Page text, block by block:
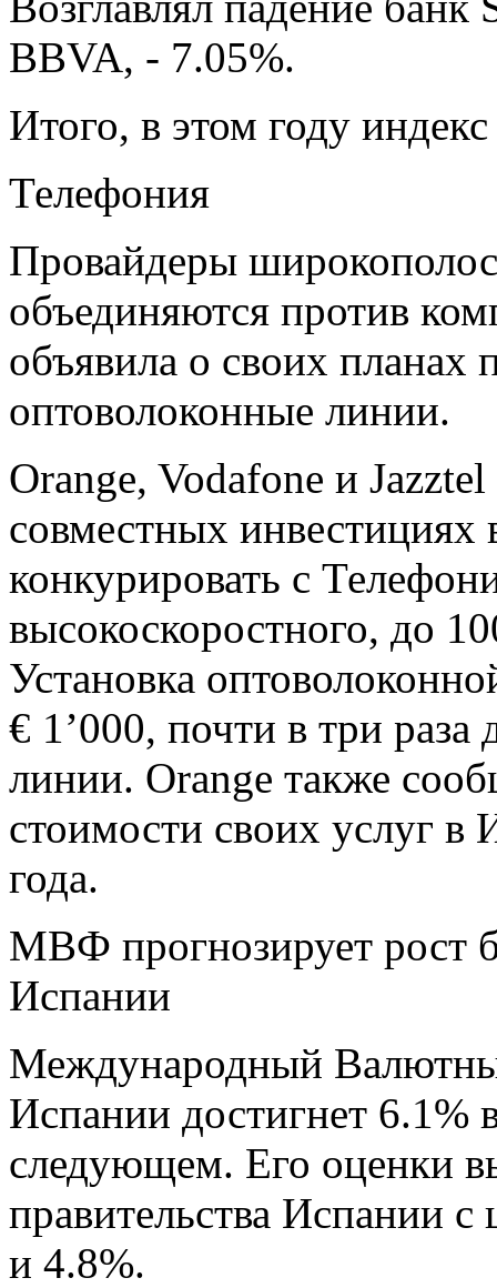
BBVA, - 7.05%.
Итого, в этом году
Телефония
Провайдеры
объединяются против
объявила о своих планах
оптоволоконные линии.
Orange, Vodafone и
совместных
конкурировать с
высокоскоростного, до
Установка
€ 1’000, почти в три
линии. Orange также
стоимости своих услуг в
года.
МВФ прогнозирует рост
Испании
Международный
Испании достигнет 6.1%
следующем. Его оценки
правительства Испании
и 4.8%.